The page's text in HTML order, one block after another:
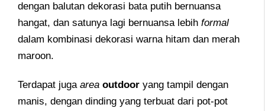
dengan balutan dekorasi bata putih bernuansa
hangat, dan satunya lagi bernuansa lebih formal
dalam kombinasi dekorasi warna hitam dan merah
maroon.
Terdapat juga area outdoor yang tampil dengan
manis, dengan dinding yang terbuat dari pot-pot